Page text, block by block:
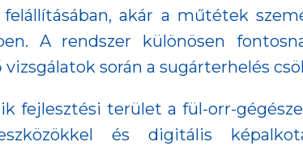
felállításában, akár a műtétek
A rendszer különösen
vizsgálatok során a sugárterhelés
fejlesztési terület a fül-orr-
és digitális